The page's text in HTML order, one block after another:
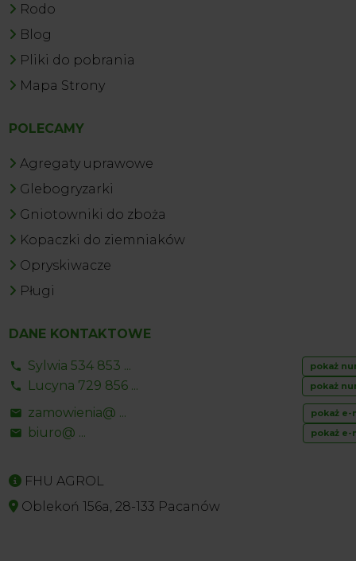
Rodo
Blog
Pliki do pobrania
Mapa Strony
POLECAMY
Agregaty uprawowe
Glebogryzarki
Gniotowniki do zboża
Kopaczki do ziemniaków
Opryskiwacze
Pługi
DANE KONTAKTOWE
Sylwia 534 853 ... pokaż
Lucyna 729 856 ... pokaż
zamowienia@ ... pokaż e-
biuro@ ... pokaż e-
FHU AGROL
Oblekoń 156a, 28-133 Pacanów